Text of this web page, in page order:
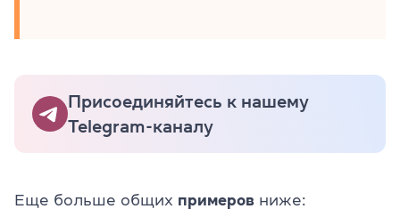
Присоединяйтесь к нашему
Telegram-каналу
Еще больше общих примеров ниже: